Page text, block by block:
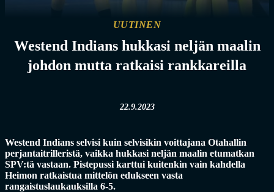
UUTINEN
Westend Indians hukkasi neljän maalin
johdon mutta ratkaisi rankkareilla
22.9.2023
Westend Indians selvisi kuin selvisikin voittajana Otahallin
perjantaitrilleristä, vaikka hukkasi neljän maalin etumatkan
SPV:tä vastaan. Pistepussi karttui kuitenkin vain kahdella
Heimon ratkaistua mittelön edukseen vasta
rangaistuslaukauksilla 6-5.